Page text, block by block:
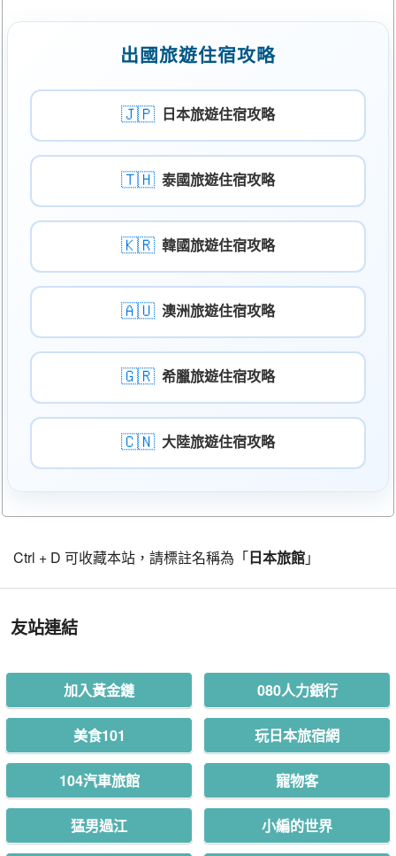
出國旅遊住宿攻略
🇯🇵 日本旅遊住宿攻略
🇹🇭 泰國旅遊住宿攻略
🇰🇷 韓國旅遊住宿攻略
🇦🇺 澳洲旅遊住宿攻略
🇬🇷 希臘旅遊住宿攻略
🇨🇳 大陸旅遊住宿攻略
Ctrl + D 可收藏本站，請標註名稱為「日本旅館」
友站連結
加入黃金鏈 080人力銀行
美食101 玩日本旅宿網
104汽車旅館 寵物客
猛男過江 小編的世界